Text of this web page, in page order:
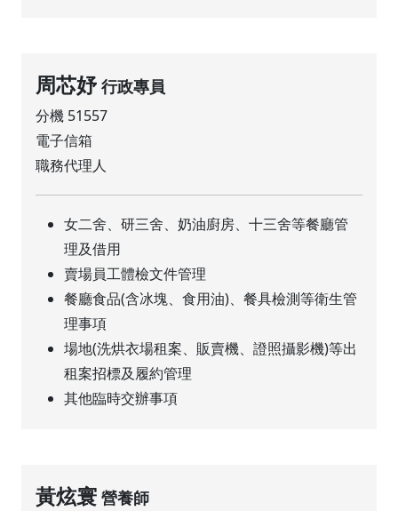
周芯妤 行政專員
分機 51557
電子信箱
職務代理人
女二舍、研三舍、奶油廚房、十三舍等餐廳管
理及借用
賣場員工體檢文件管理
餐廳食品(含冰塊、食用油)、餐具檢測等衛生管
理事項
場地(洗烘衣場租案、販賣機、證照攝影機)等出
租案招標及履約管理
其他臨時交辦事項
黃炫寰 營養師